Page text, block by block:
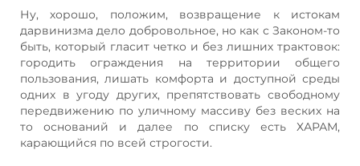
Ну, хорошо, положим, возвращение к истокам
дарвинизма дело добровольное, но как с Законом-то
быть, который гласит четко и без лишних трактовок:
городить ограждения на территории общего
пользования, лишать комфорта и доступной среды
одних в угоду других, препятствовать свободному
передвижению по уличному массиву без веских на
то оснований и далее по списку есть ХАРАМ,
карающийся по всей строгости.